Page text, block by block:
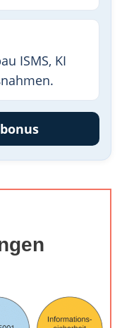
ISMS, KI